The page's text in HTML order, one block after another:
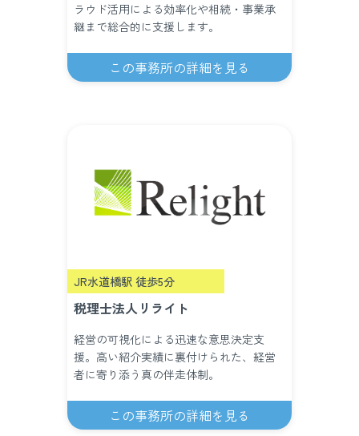
ラウド活用による効率化や相続・事業承
継まで総合的に支援します。
この事務所の詳細を見る
JR水道橋駅 徒歩5分
税理士法人リライト
経営の可視化による迅速な意思決定支
援。高い紹介実績に裏付けられた、経営
者に寄り添う真の伴走体制。
この事務所の詳細を見る